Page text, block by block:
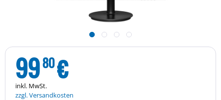
9980€
inkl. MwSt.
zzgl. Versandkosten